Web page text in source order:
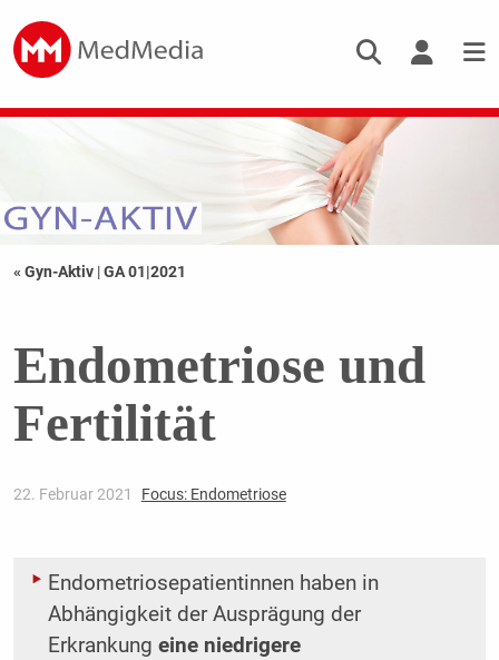
« Gyn-Aktiv |GA 01|2021
Endometriose und
Fertilität
22. Februar 2021 Focus: Endometriose
Endometriosepatientinnen haben in
Abhängigkeit der Ausprägung der
Erkrankung eine niedrigere